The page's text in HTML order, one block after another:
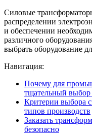
Силовые
распределении
и обеспечении
различного
выбрать оборудование
Навигация:
Почему для
тщательный выбор
Критерии выбора
типов производств
Заказать
безопасно